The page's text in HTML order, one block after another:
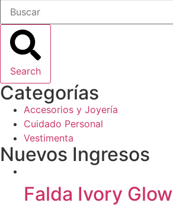
Search
Categorías
Accesorios y Joyería
Cuidado Personal
Vestimenta
Nuevos Ingresos
Falda Ivory Glow